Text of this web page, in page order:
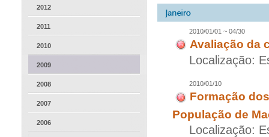
2012
2011
2010
2009
2008
2007
2006
2010/01/01 ~ 04/30
Avaliação da
Localização:
2010/01/10
Formação
População de
Localização: